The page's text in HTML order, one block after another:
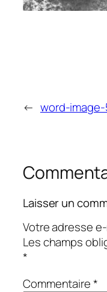
← word-
Laisser un
Votre adresse
Les champs
*
Commentaire*